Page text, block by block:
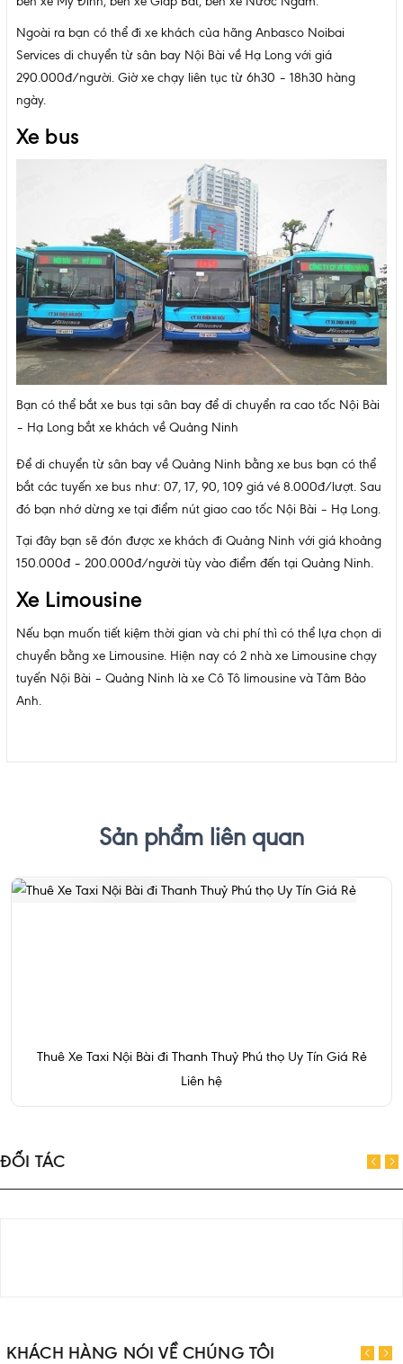
Ngoài ra bạn có thể đi xe khách của hãng Anbasco Noibai
Services di chuyển từ sân bay Nội Bài về Hạ Long với giá
290.000đ/người. Giờ xe chạy liên tục từ 6h30 – 18h30 hàng
ngày.
Xe bus
Bạn có thể bắt xe bus tại sân bay để di chuyển ra cao tốc Nội Bài
– Hạ Long bắt xe khách về Quảng Ninh
Để di chuyển từ sân bay về Quảng Ninh bằng xe bus bạn có thể
bắt các tuyến xe bus như: 07, 17, 90, 109 giá vé 8.000đ/lượt. Sau
đó bạn nhớ dừng xe tại điểm nút giao cao tốc Nội Bài – Hạ Long.
Tại đây bạn sẽ đón được xe khách đi Quảng Ninh với giá khoảng
150.000đ – 200.000đ/người tùy vào điểm đến tại Quảng Ninh.
Xe Limousine
Nếu bạn muốn tiết kiệm thời gian và chi phí thì có thể lựa chọn di
chuyển bằng xe Limousine. Hiện nay có 2 nhà xe Limousine chạy
tuyến Nội Bài – Quảng Ninh là xe Cô Tô limousine và Tâm Bảo
Anh.
Sản phẩm liên quan
Thuê Xe Taxi Nội Bài đi Thanh Thuỷ Phú thọ Uy Tín Giá Rẻ
Liên hệ
ĐỐI TÁC
KHÁCH HÀNG NÓI VỀ CHÚNG TÔI